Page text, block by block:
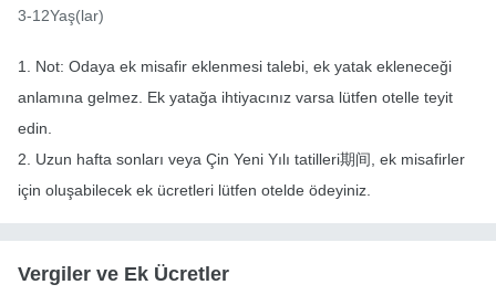
3-12Yaş(lar)
1. Not: Odaya ek misafir eklenmesi talebi, ek yatak ekleneceği
anlamına gelmez. Ek yatağa ihtiyacınız varsa lütfen otelle teyit
edin.
2. Uzun hafta sonları veya Çin Yeni Yılı tatilleri期间, ek misafirler
için oluşabilecek ek ücretleri lütfen otelde ödeyiniz.
Vergiler ve Ek Ücretler